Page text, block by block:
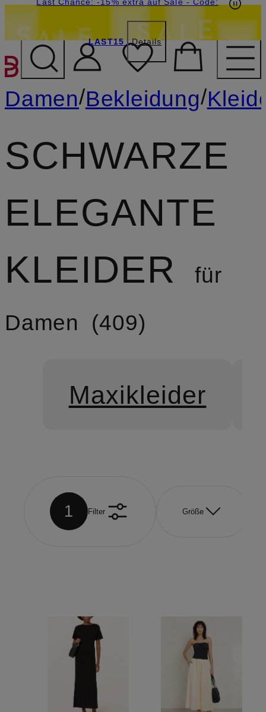
ZUM HAUPTINHALT
LAST15 Details
Damen/Bekleidung/
SCHWARZE
ELEGANTE
KLEIDER
für
Damen
409
Maxikleider
1 Filter Größe